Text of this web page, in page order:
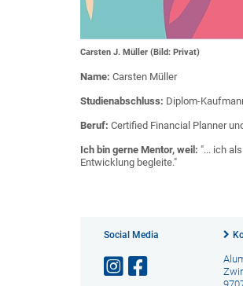
Carsten J. Müller (Bild: Privat)
Name: Carsten Müller
Studienabschluss: Diplom-
Beruf: Certified Financial Planner
Ich bin gerne Mentor, weil: "... ich
Entwicklung begleite."
Social Media